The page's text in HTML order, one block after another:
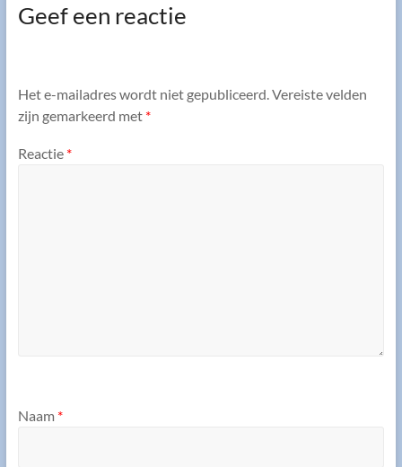
Geef een reactie
Het e-mailadres wordt niet gepubliceerd.Vereiste velden
zijn gemarkeerd met *
Reactie *
Naam *